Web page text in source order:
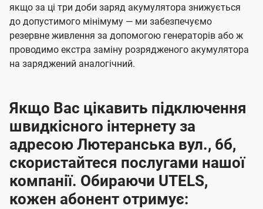
якщо за ці три доби заряд акумулятора знижується
до допустимого мінімуму — ми забезпечуємо
резервне живлення за допомогою генераторів або ж
проводимо екстра заміну розрядженого акумулятора
на заряджений аналогічний.
Якщо Вас цікавить підключення
швидкісного інтернету за
адресою Лютеранська вул., 6б,
скористайтеся послугами нашої
компанії. Обираючи UTELS,
кожен абонент отримує: